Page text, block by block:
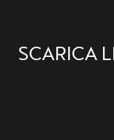
SCARICA